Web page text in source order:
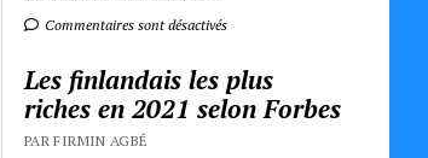
Commentaires sont désactivés
Les finlandais les plus
riches en 2021 selon Forbes
PAR FIRMIN AGBÉ